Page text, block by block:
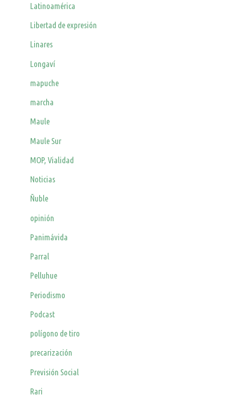
Latinoamérica
Libertad de expresión
Linares
Longaví
mapuche
marcha
Maule
Maule Sur
MOP, Vialidad
Noticias
Ñuble
opinión
Panimávida
Parral
Pelluhue
Periodismo
Podcast
polígono de tiro
precarización
Previsión Social
Rari